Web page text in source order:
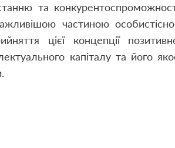
та
частиною
цієї концепції
капіталу та його